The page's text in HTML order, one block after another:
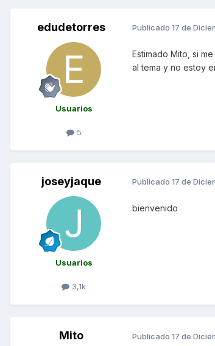
edudetorres
Usuarios
5
Publicado 17 de
Estimado Mito, si
al tema y no estoy
joseyjaque
Usuarios
3,1k
Publicado 17 de
bienvenido
Mito Publicado 17 de